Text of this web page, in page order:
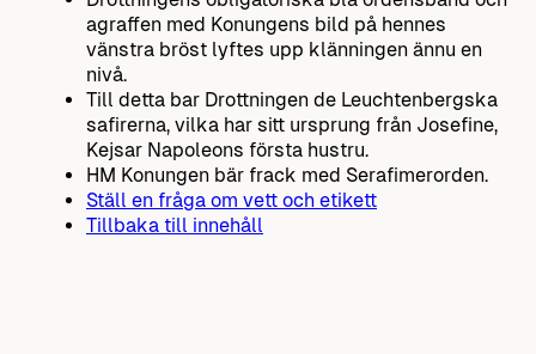
agraffen med Konungens bild på hennes
vänstra bröst lyftes upp klänningen ännu en
nivå.
Till detta bar Drottningen de Leuchtenbergska
safirerna, vilka har sitt ursprung från Josefine,
Kejsar Napoleons första hustru.
HM Konungen bär frack med Serafimerorden.
Ställ en fråga om vett och etikett
Tillbaka till innehåll